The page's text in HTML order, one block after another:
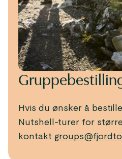
Hvis du ønsker å
Nutshell-turer for
kontakt